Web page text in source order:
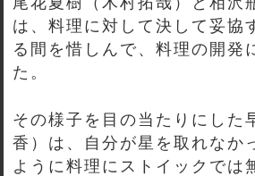
は、料理に対して決して妥協
る間を惜しんで、料理の開発
た。
その様子を目の当たりにした
香）は、自分が星を取れなか
ように料理にストイックでは